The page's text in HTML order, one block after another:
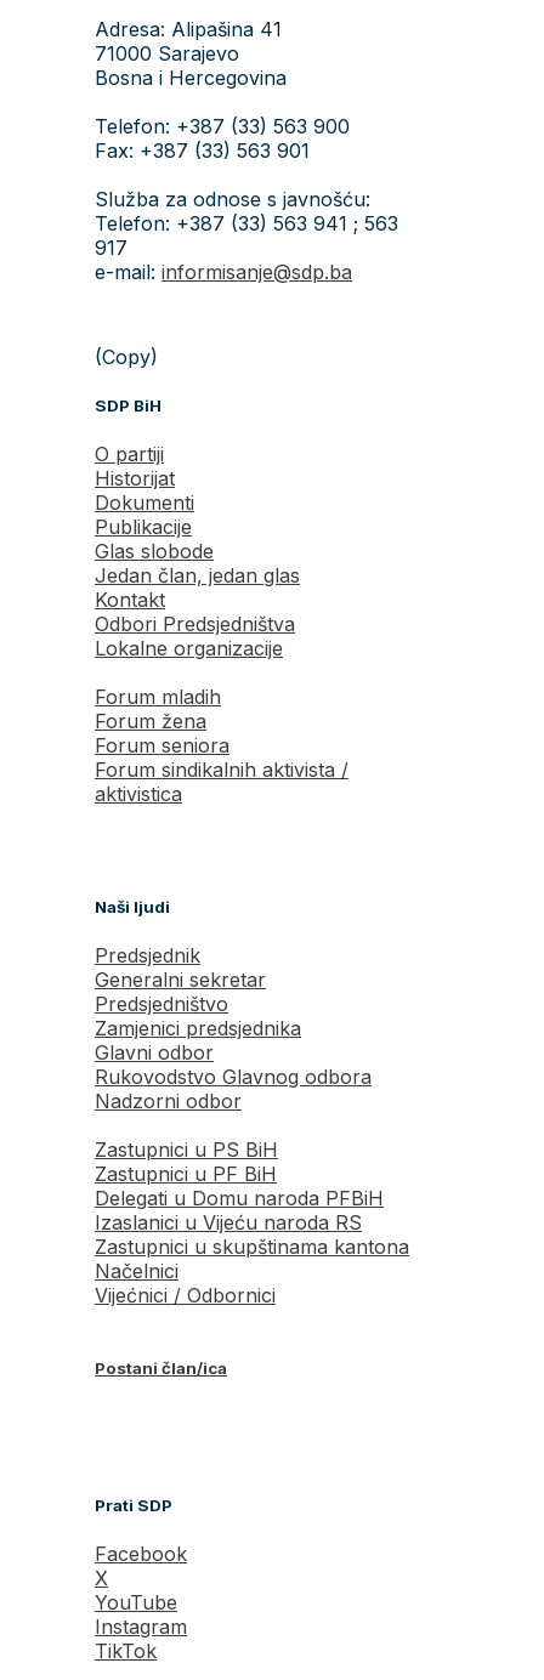
Adresa: Alipašina 41
71000 Sarajevo
Bosna i Hercegovina
Telefon: +387 (33) 563 900
Fax: +387 (33) 563 901
Služba za odnose s javnošću:
Telefon: +387 (33) 563 941 ; 563
917
e-mail: informisanje@sdp.ba
(Copy)
SDP BiH
O partiji
Historijat
Dokumenti
Publikacije
Glas slobode
Jedan član, jedan glas
Kontakt
Odbori Predsjedništva
Lokalne organizacije
Forum mladih
Forum žena
Forum seniora
Forum sindikalnih aktivista /
aktivistica
Naši ljudi
Predsjednik
Generalni sekretar
Predsjedništvo
Zamjenici predsjednika
Glavni odbor
Rukovodstvo Glavnog odbora
Nadzorni odbor
Zastupnici u PS BiH
Zastupnici u PF BiH
Delegati u Domu naroda PFBiH
Izaslanici u Vijeću naroda RS
Zastupnici u skupštinama kantona
Načelnici
Vijećnici / Odbornici
Postani član/ica
Prati SDP
Facebook
X
YouTube
Instagram
TikTok